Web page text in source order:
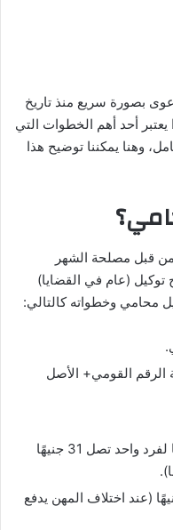
بصورة سريع منذ تاريخ
أحد أهم الخطوات التي
وهنا يمكننا توضيح هذا
قبل مصلحة الشهر
توكيل (عام في القضايا)
محامي وخطواته كالتالي:
القومي+ الأصل
تكلفة عمل توكيل عام في القضايا لفرد واحد تصل 31 جنيهًا
الخاص بفردين41 جنيهًا (عند اختلاف المهن يدفع